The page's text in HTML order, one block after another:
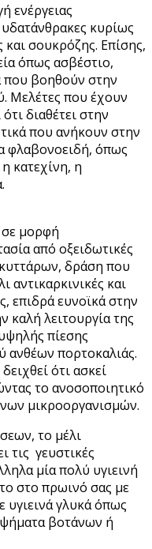
ενέργειας
κυρίως
σουκρόζης. Επίσης,
όπως ασβέστιο,
που βοηθούν στην
Μελέτες που έχουν
διαθέτει στην
που ανήκουν στην
φλαβονοειδή, όπως
κατεχίνη, η
σε μορφή
από οξειδωτικές
δράση που
αντικαρκινικές και
επιδρά ευνοϊκά στην
καλή λειτουργία της
πίεσης
ανθέων πορτοκαλιάς.
ότι ασκεί
το ανοσοποιητικό
μικροοργανισμών.
το μέλι
τις γευστικές
μία πολύ υγιεινή
στο πρωινό σας με
υγιεινά γλυκά όπως
βοτάνων ή